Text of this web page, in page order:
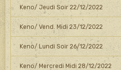
Keno/ Jeudi Soir 22/12/2022
Keno/ Vend. Midi 23/12/2022
Keno/ Lundi Soir 26/12/2022
Keno/ Mercredi Midi 28/12/2022